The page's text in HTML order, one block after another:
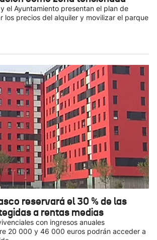
el Ayuntamiento presentan el plan de
los precios del alquiler y movilizar el parque
reservará el 30 % de las
a rentas medias
con ingresos anuales
20 000 y 46 000 euros podrán acceder a